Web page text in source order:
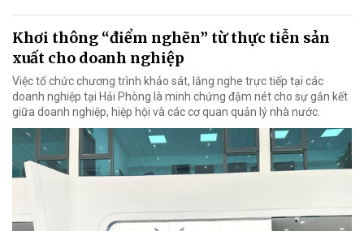
Khơi thông “điểm nghẽn” từ thực tiễn sản
xuất cho doanh nghiệp
Việc tổ chức chương trình khảo sát, lắng nghe trực tiếp tại các
doanh nghiệp tại Hải Phòng là minh chứng đậm nét cho sự gắn kết
giữa doanh nghiệp, hiệp hội và các cơ quan quản lý nhà nước.